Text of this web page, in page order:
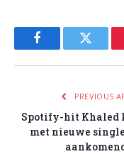
FacebookTwitter
PREVIOUS
Spotify-hit Khaled
met nieuwe